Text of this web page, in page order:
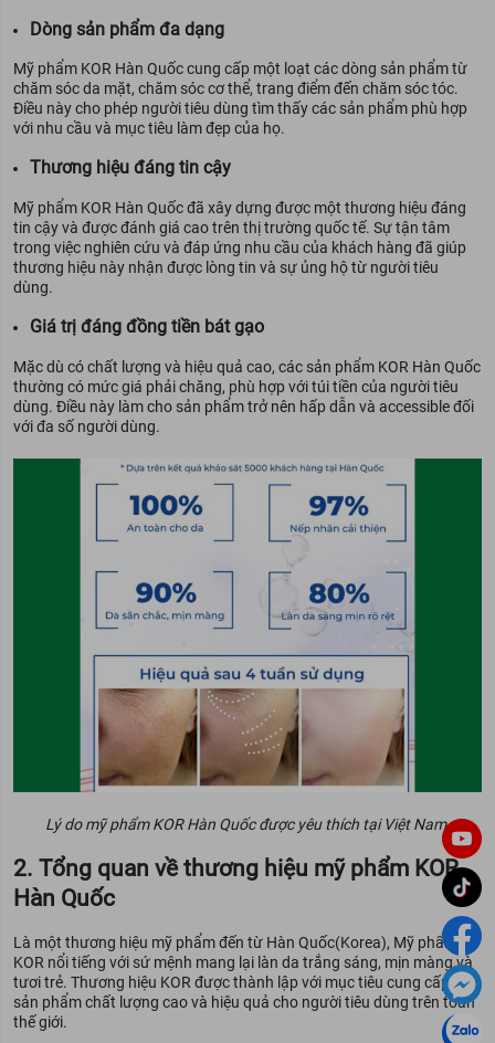
Dòng sản phẩm đa dạng
Mỹ phẩm KOR Hàn Quốc cung cấp một loạt các dòng sản phẩm từ
chăm sóc da mặt, chăm sóc cơ thể, trang điểm đến chăm sóc tóc.
Điều này cho phép người tiêu dùng tìm thấy các sản phẩm phù hợp
với nhu cầu và mục tiêu làm đẹp của họ.
Thương hiệu đáng tin cậy
Mỹ phẩm KOR Hàn Quốc đã xây dựng được một thương hiệu đáng
tin cậy và được đánh giá cao trên thị trường quốc tế. Sự tận tâm
trong việc nghiên cứu và đáp ứng nhu cầu của khách hàng đã giúp
thương hiệu này nhận được lòng tin và sự ủng hộ từ người tiêu
dùng.
Giá trị đáng đồng tiền bát gạo
Mặc dù có chất lượng và hiệu quả cao, các sản phẩm KOR Hàn Quốc
thường có mức giá phải chăng, phù hợp với túi tiền của người tiêu
dùng. Điều này làm cho sản phẩm trở nên hấp dẫn và accessible đối
với đa số người dùng.
Lý do mỹ phẩm KOR Hàn Quốc được yêu thích tại Việt Nam
2. Tổng quan về thương hiệu mỹ phẩm KOR
Hàn Quốc
Là một thương hiệu mỹ phẩm đến từ Hàn Quốc(Korea), Mỹ phẩm
KOR nổi tiếng với sứ mệnh mang lại làn da trắng sáng, mịn màng và
tươi trẻ. Thương hiệu KOR được thành lập với mục tiêu cung cấp các
sản phẩm chất lượng cao và hiệu quả cho người tiêu dùng trên toàn
thế giới.